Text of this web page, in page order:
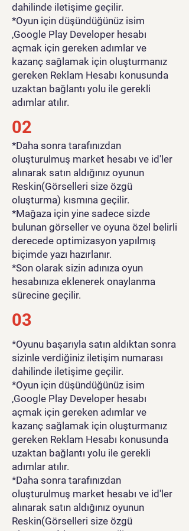
dahilinde iletişime geçilir.
*Oyun için düşündüğünüz isim
,Google Play Developer hesabı
açmak için gereken adımlar ve
kazanç sağlamak için oluşturmanız
gereken Reklam Hesabı konusunda
uzaktan bağlantı yolu ile gerekli
adımlar atılır.
02
*Daha sonra tarafınızdan
oluşturulmuş market hesabı ve id'ler
alınarak satın aldığınız oyunun
Reskin(Görselleri size özgü
oluşturma) kısmına geçilir.
*Mağaza için yine sadece sizde
bulunan görseller ve oyuna özel belirli
derecede optimizasyon yapılmış
biçimde yazı hazırlanır.
*Son olarak sizin adınıza oyun
hesabınıza eklenerek onaylanma
sürecine geçilir.
03
*Oyunu başarıyla satın aldıktan sonra
sizinle verdiğiniz iletişim numarası
dahilinde iletişime geçilir.
*Oyun için düşündüğünüz isim
,Google Play Developer hesabı
açmak için gereken adımlar ve
kazanç sağlamak için oluşturmanız
gereken Reklam Hesabı konusunda
uzaktan bağlantı yolu ile gerekli
adımlar atılır.
*Daha sonra tarafınızdan
oluşturulmuş market hesabı ve id'ler
alınarak satın aldığınız oyunun
Reskin(Görselleri size özgü